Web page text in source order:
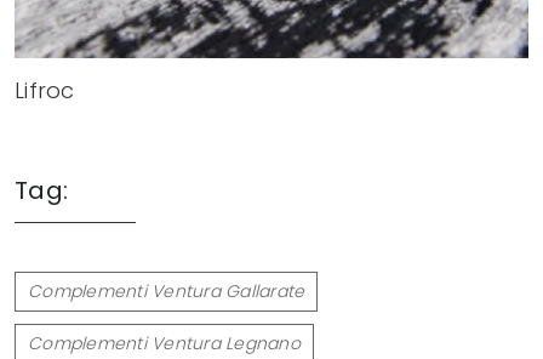
Lifroc
Tag:
Complementi Ventura Gallarate
Complementi Ventura Legnano